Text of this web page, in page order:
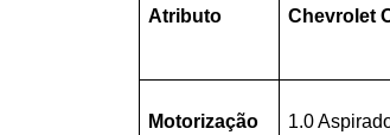
Atributo Chevrolet
Motorização 1.0